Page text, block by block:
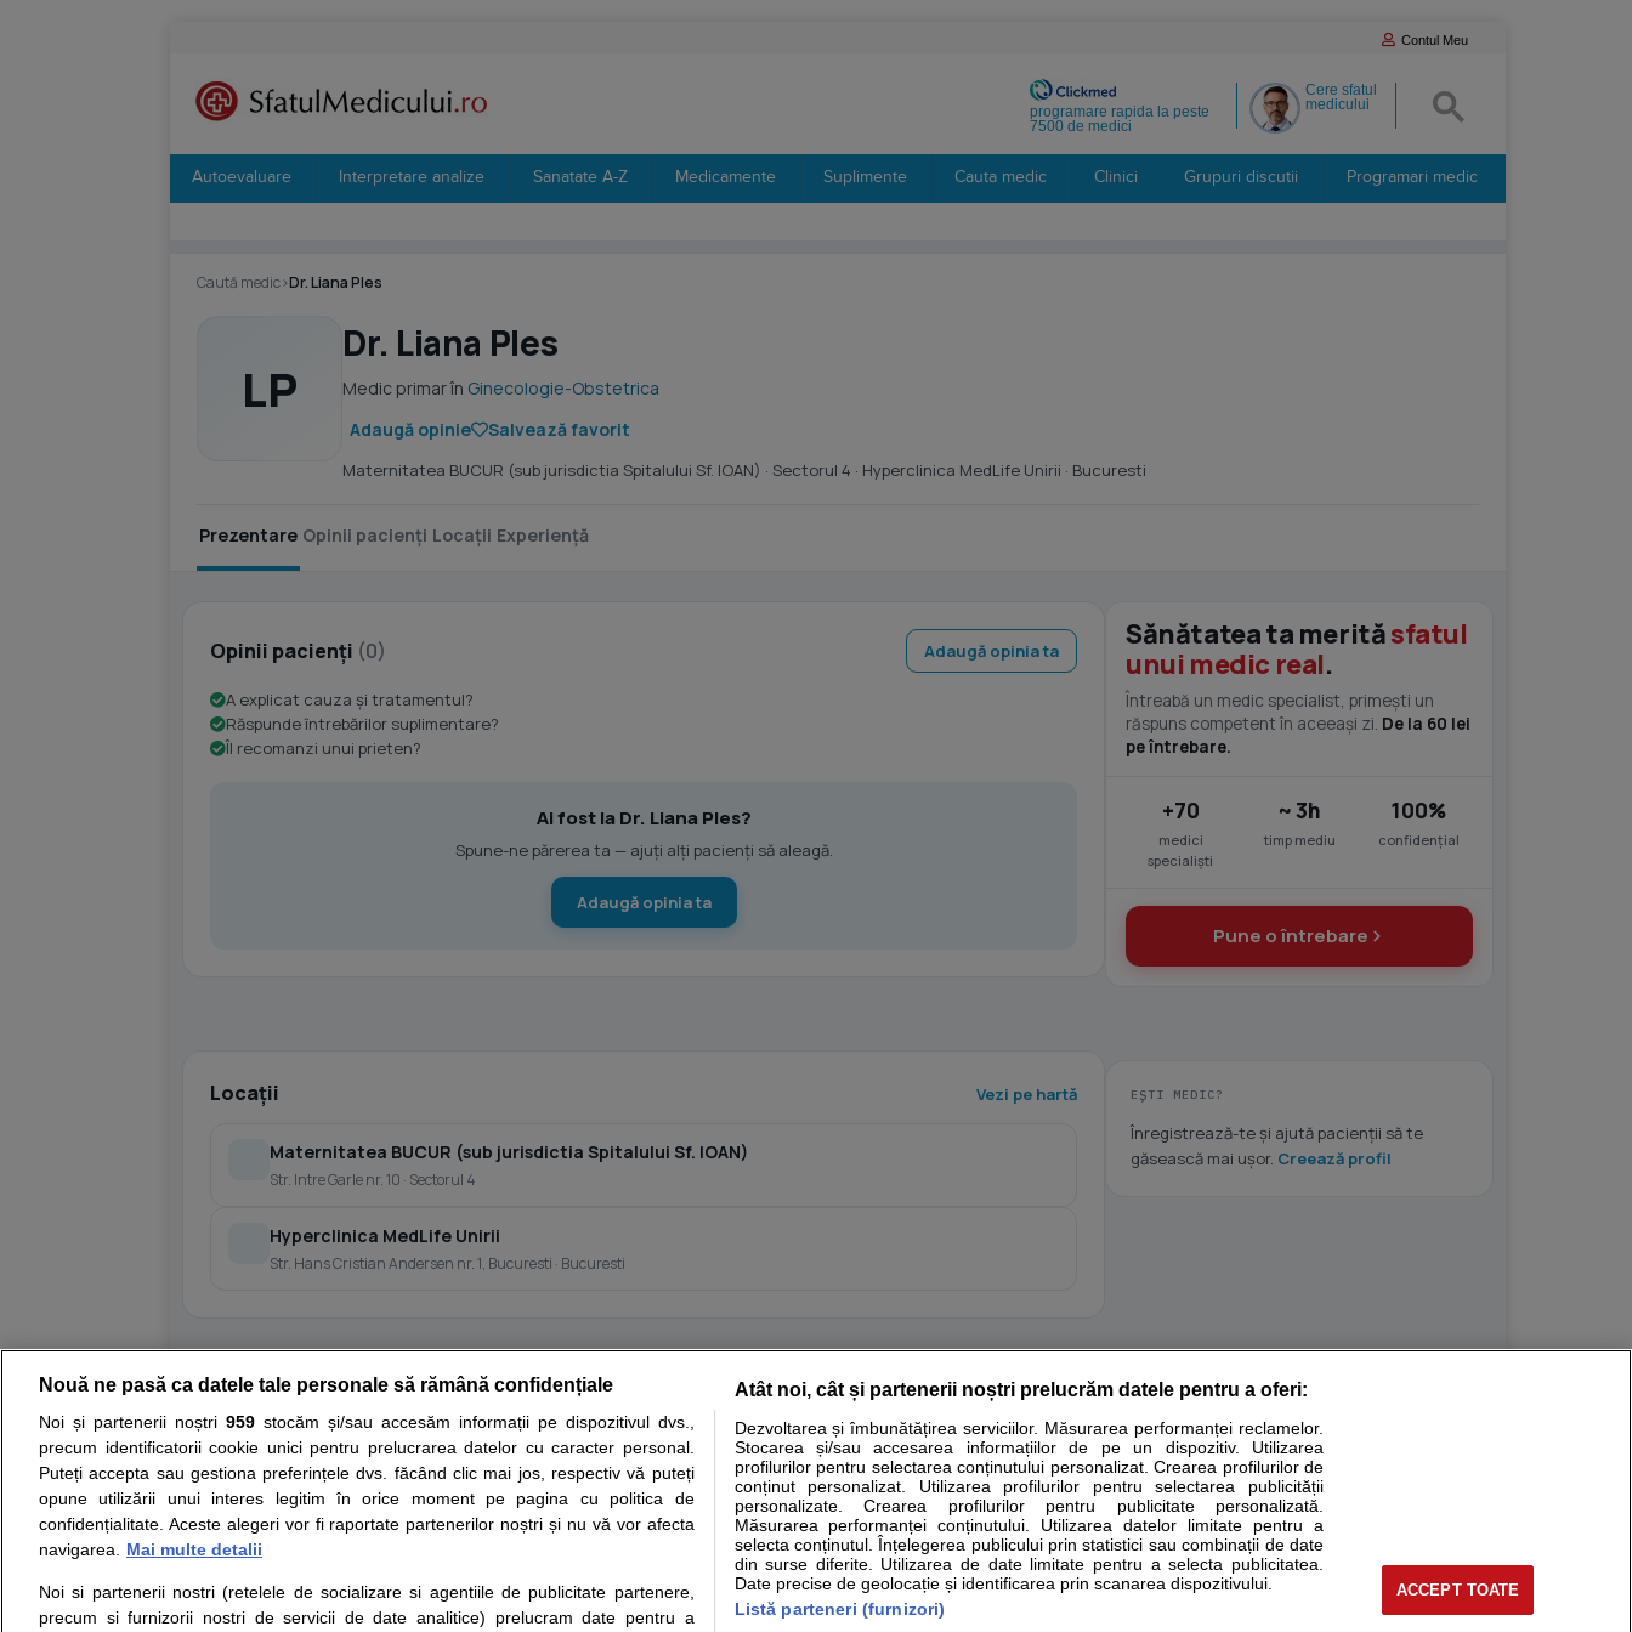
Contul Meu
Cere sfatul
medicului
programare rapida la peste
7500 de medici
Autoevaluare Interpretare analize Sanatate A-Z Medicamente Suplimente Cauta medic Clinici Grupuri discutii Programari medic
Caută medic›Dr. Liana Ples
LP
Dr. Liana Ples
Medic primar în Ginecologie-Obstetrica
Adaugă opinie
Salvează favorit
Maternitatea BUCUR (sub jurisdictia Spitalului Sf. IOAN) · Sectorul 4 · Hyperclinica MedLife Unirii · Bucuresti
Prezentare Opinii pacienți Locații Experiență
Opinii pacienți (0) Adaugă opinia ta
A explicat cauza și tratamentul?
Răspunde întrebărilor suplimentare?
Îl recomanzi unui prieten?
Ai fost la Dr. Liana Ples?
Spune-ne părerea ta — ajuți alți pacienți să aleagă.
Adaugă opinia ta
Locații Vezi pe hartă
Maternitatea BUCUR (sub jurisdictia Spitalului Sf. IOAN)
Str. Intre Garle nr. 10 · Sectorul 4
Hyperclinica MedLife Unirii
Str. Hans Cristian Andersen nr. 1, Bucuresti · Bucuresti
Sănătatea ta merităsfatul
unui medic real.
Întreabă un medic specialist, primești un
răspuns competent în aceeași zi. De la 60 lei
pe întrebare.
+70
medici
specialiști
~ 3h
timp mediu
100%
confidențial
Pune o întrebare
EȘTI MEDIC?
Înregistrează-te și ajută pacienții să te
găsească mai ușor. Creează profil
Resurse: Autoevaluare simptome Interpretare analize Specialitati medicale
Opiniile avizate ale medicilor, sfaturile si orice alte informatii despre sanatate disponibile pe sfatulmedicului.ro au scop informativ si educational. Ele nu pot substitui consultul medical direct si
nici diagnosticul stabilit in urma investigatiilor si analizelor medicale. Va sfatuim, ca pe langa informatia primita pe sfatulmedicului.ro sa consultati fie medicul Dvs., fie unul dintre medicii pe care
ii punem la dispozitie pentru programare in sistemul de programari la medic Clickmed.
Despre noi
Contact
Termeni si conditii
Politica de
Drepturile consumatorului
Protectia consumatorilor -
ANPC
Parteneri
Inscriere clinica
Pentru pacient
Nouă ne pasă ca datele tale personale să rămână confidențiale
Noi și partenerii noștri 959stocăm și/sau accesăm informații pe dispozitivul dvs.,
precum identificatorii cookie unici pentru prelucrarea datelor cu caracter personal.
Puteți accepta sau gestiona preferințele dvs. făcând clic mai jos, respectiv vă puteți
opune utilizării unui interes legitim în orice moment pe pagina cu politica de
confidențialitate. Aceste alegeri vor fi raportate partenerilor noștri și nu vă vor afecta
navigarea.
Mai multe detalii
Noi si partenerii nostri (retelele de socializare si agentiile de publicitate partenere,
precum si furnizorii nostri de servicii de date analitice) prelucram date pentru a
Atât noi, cât și partenerii noștri prelucrăm datele pentru a oferi:
Dezvoltarea și îmbunătățirea serviciilor. Măsurarea performanței reclamelor.
Stocarea și/sau accesarea informațiilor de pe un dispozitiv. Utilizarea
profilurilor pentru selectarea conținutului personalizat. Crearea profilurilor de
conținut personalizat. Utilizarea profilurilor pentru selectarea publicității
personalizate. Crearea profilurilor pentru publicitate personalizată.
Măsurarea performanței conținutului. Utilizarea datelor limitate pentru a
selecta conținutul. Înțelegerea publicului prin statistici sau combinații de date
din surse diferite. Utilizarea de date limitate pentru a selecta publicitatea.
Date precise de geolocație și identificarea prin scanarea dispozitivului.
Listă parteneri (furnizori)
ACCEPT TOATE